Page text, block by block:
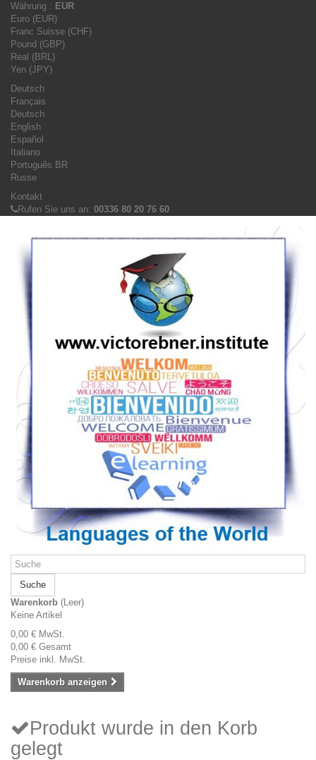
Währung : EUR
Euro (EUR)
Franc Suisse (CHF)
Pound (GBP)
Real (BRL)
Yen (JPY)
Deutsch
Français
Deutsch
English
Español
Italiano
Português BR
Russe
Kontakt
Rufen Sie uns an: 00336 80 20 76 60
Suche
Warenkorb (Leer)
Keine Artikel
0,00 € MwSt.
0,00 € Gesamt
Preise inkl. MwSt.
Warenkorb anzeigen
Produkt wurde in den Korb
gelegt